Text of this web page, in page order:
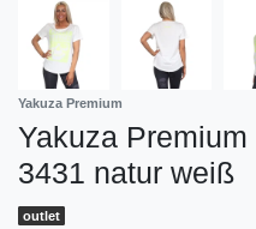
Yakuza Premium
Yakuza
3431 natur weiß
outlet